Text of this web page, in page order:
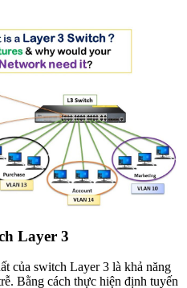
Layer 3
của switch Layer 3 là khả năng
Bằng cách thực hiện định tuyến